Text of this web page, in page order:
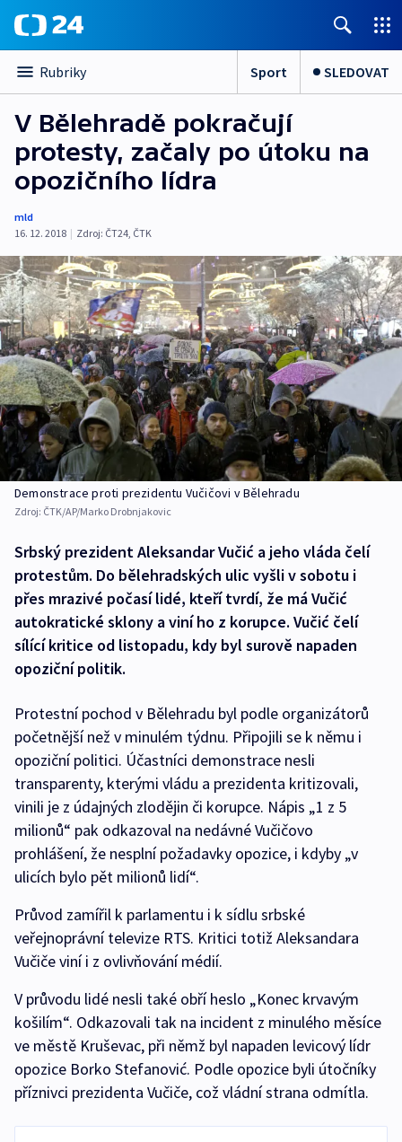
Rubriky Sport SLEDOVAT
V Bělehradě pokračují
protesty, začaly po útoku na
opozičního lídra
mld
16. 12. 2018 | Zdroj: ČT24, ČTK
Demonstrace proti prezidentu Vučičovi v Bělehradu
Zdroj: ČTK/AP/Marko Drobnjakovic
Srbský prezident Aleksandar Vučić a jeho vláda čelí
protestům. Do bělehradských ulic vyšli v sobotu i
přes mrazivé počasí lidé, kteří tvrdí, že má Vučić
autokratické sklony a viní ho z korupce. Vučić čelí
sílící kritice od listopadu, kdy byl surově napaden
opoziční politik.
Protestní pochod v Bělehradu byl podle organizátorů
početnější než v minulém týdnu. Připojili se k němu i
opoziční politici. Účastníci demonstrace nesli
transparenty, kterými vládu a prezidenta kritizovali,
vinili je z údajných zlodějin či korupce. Nápis „1 z 5
milionů“ pak odkazoval na nedávné Vučičovo
prohlášení, že nesplní požadavky opozice, i kdyby „v
ulicích bylo pět milionů lidí“.
Průvod zamířil k parlamentu i k sídlu srbské
veřejnoprávní televize RTS. Kritici totiž Aleksandara
Vučiče viní i z ovlivňování médií.
V průvodu lidé nesli také obří heslo „Konec krvavým
košilím“. Odkazovali tak na incident z minulého měsíce
ve městě Kruševac, při němž byl napaden levicový lídr
opozice Borko Stefanović. Podle opozice byli útočníky
příznivci prezidenta Vučiče, což vládní strana odmítla.